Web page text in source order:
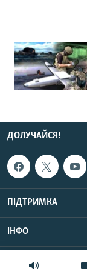
ДОЛУЧАЙСЯ!
ПІДТРИМКА
ІНФО